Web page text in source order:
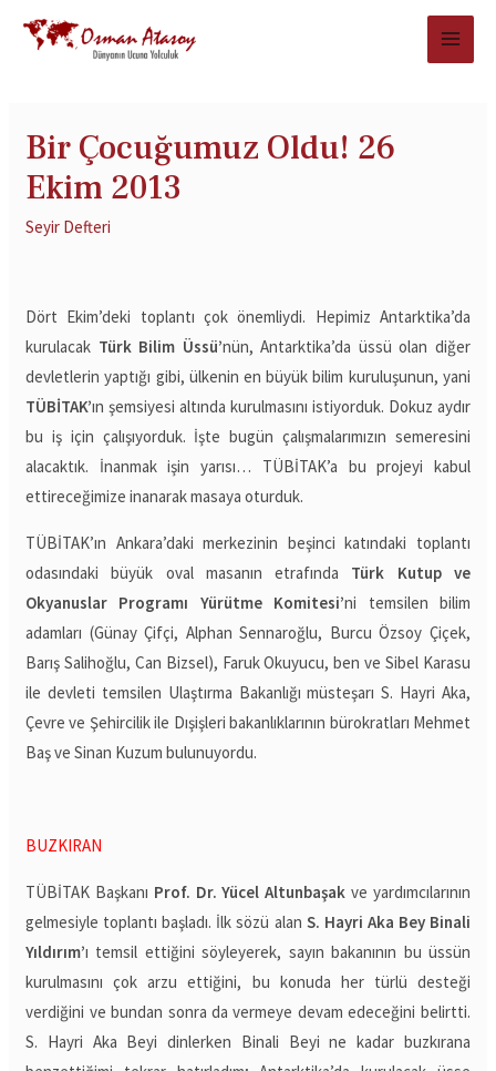
Bir Çocuğumuz Oldu! 26
Ekim 2013
Seyir Defteri
Dört Ekim’deki toplantı çok önemliydi. Hepimiz Antarktika’da
kurulacak Türk Bilim Üssü’nün, Antarktika’da üssü olan diğer
devletlerin yaptığı gibi, ülkenin en büyük bilim kuruluşunun, yani
TÜBİTAK’ın şemsiyesi altında kurulmasını istiyorduk. Dokuz aydır
bu iş için çalışıyorduk. İşte bugün çalışmalarımızın semeresini
alacaktık. İnanmak işin yarısı… TÜBİTAK’a bu projeyi kabul
ettireceğimize inanarak masaya oturduk.
TÜBİTAK’ın Ankara’daki merkezinin beşinci katındaki toplantı
odasındaki büyük oval masanın etrafında Türk Kutup ve
Okyanuslar Programı Yürütme Komitesi’ni temsilen bilim
adamları (Günay Çifçi, Alphan Sennaroğlu, Burcu Özsoy Çiçek,
Barış Salihoğlu, Can Bizsel), Faruk Okuyucu, ben ve Sibel Karasu
ile devleti temsilen Ulaştırma Bakanlığı müsteşarı S. Hayri Aka,
Çevre ve Şehircilik ile Dışişleri bakanlıklarının bürokratları Mehmet
Baş ve Sinan Kuzum bulunuyordu.
BUZKIRAN
TÜBİTAK Başkanı Prof. Dr. Yücel Altunbaşakve yardımcılarının
gelmesiyle toplantı başladı. İlk sözü alan S. Hayri Aka Bey Binali
Yıldırım’ı temsil ettiğini söyleyerek, sayın bakanının bu üssün
kurulmasını çok arzu ettiğini, bu konuda her türlü desteği
verdiğini ve bundan sonra da vermeye devam edeceğini belirtti.
S. Hayri Aka Beyi dinlerken Binali Beyi ne kadar buzkırana